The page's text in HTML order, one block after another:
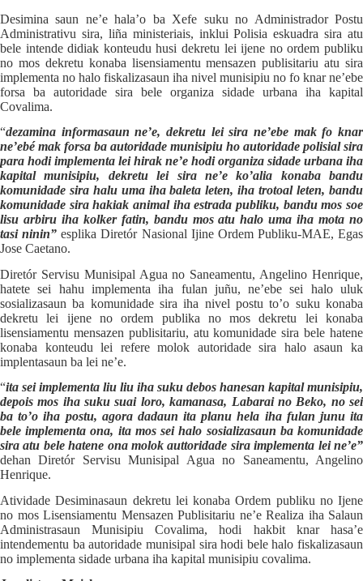
Desimina saun ne’e hala’o ba Xefe suku no Administrador Postu
Administrativu sira, liña ministeriais, inklui Polisia eskuadra sira atu
bele intende didiak konteudu husi dekretu lei ijene no ordem publiku
no mos dekretu konaba lisensiamentu mensazen publisitariu atu sira
implementa no halo fiskalizasaun iha nivel munisipiu no fo knar ne’ebe
forsa ba autoridade sira bele organiza sidade urbana iha kapital
Covalima.
“dezamina informasaun ne’e, dekretu lei sira ne’ebe mak fo knar
ne’ebé mak forsa ba autoridade munisipiu ho autoridade polisial sira
para hodi implementa lei hirak ne’e hodi organiza sidade urbana iha
kapital munisipiu, dekretu lei sira ne’e ko’alia konaba bandu
komunidade sira halu uma iha baleta leten, iha trotoal leten, bandu
komunidade sira hakiak animal iha estrada publiku, bandu mos soe
lisu arbiru iha kolker fatin, bandu mos atu halo uma iha mota no
tasi ninin” esplika Diretór Nasional Ijine Ordem Publiku-MAE, Egas
Jose Caetano.
Diretór Servisu Munisipal Agua no Saneamentu, Angelino Henrique,
hatete sei hahu implementa iha fulan juñu, ne’ebe sei halo uluk
sosializasaun ba komunidade sira iha nivel postu to’o suku konaba
dekretu lei ijene no ordem publika no mos dekretu lei konaba
lisensiamentu mensazen publisitariu, atu komunidade sira bele hatene
konaba konteudu lei refere molok autoridade sira halo asaun ka
implentasaun ba lei ne’e.
“ita sei implementa liu liu iha suku debos hanesan kapital munisipiu,
depois mos iha suku suai loro, kamanasa, Labarai no Beko, no sei
ba to’o iha postu, agora dadaun ita planu hela iha fulan junu ita
bele implementa ona, ita mos sei halo sosializasaun ba komunidade
sira atu bele hatene ona molok auttoridade sira implementa lei ne’e”
dehan Diretór Servisu Munisipal Agua no Saneamentu, Angelino
Henrique.
Atividade Desiminasaun dekretu lei konaba Ordem publiku no Ijene
no mos Lisensiamentu Mensazen Publisitariu ne’e Realiza iha Salaun
Administrasaun Munisipiu Covalima, hodi hakbit knar hasa’e
intendementu ba autoridade munisipal sira hodi bele halo fiskalizasaun
no implementa sidade urbana iha kapital munisipiu covalima.